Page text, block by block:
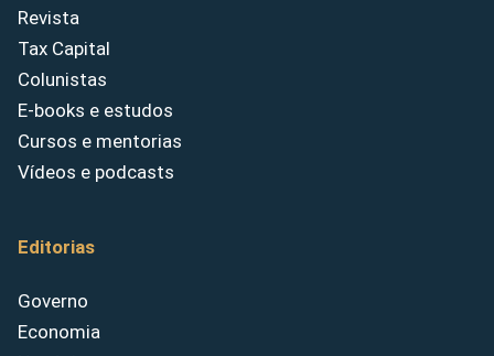
Revista
Tax Capital
Colunistas
E-books e estudos
Cursos e mentorias
Vídeos e podcasts
Editorias
Governo
Economia